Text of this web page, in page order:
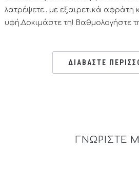
λατρέψετε.. με εξαιρετικά αφράτη
υφή.Δοκιμάστε τη! Βαθμολογήστε
ΔΙΑΒΑΣΤΕ
ΓΝΩΡΙΣΤΕ